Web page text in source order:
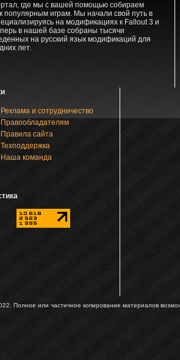
где мы с вашей помощью собираем
популярным играм. Мы начали свой путь в
на модификациях к Fallout 3 и
в нашей базе собраны тысячи
на русский язык модификаций для
лет.
Реклама и сотрудничество
Правообладателям
Правила сайта
Техподдержка
Наша команда
Полное или частичное копирование материалов